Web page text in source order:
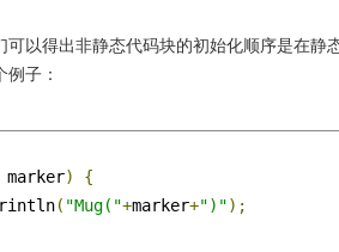
可以得出非静态代码块的初始化顺序是在静
子：
)
{
( "Mug("+marker+")");